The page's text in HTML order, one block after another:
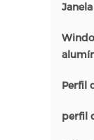
Perfil
perfil